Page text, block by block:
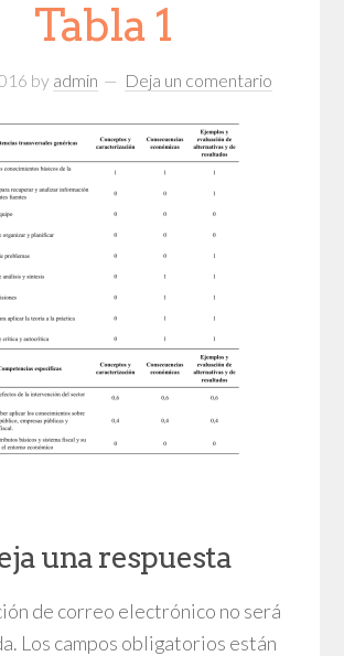
Tabla 1
by admin Deja un comentario
una respuesta
de correo electrónico no será
Los campos obligatorios están